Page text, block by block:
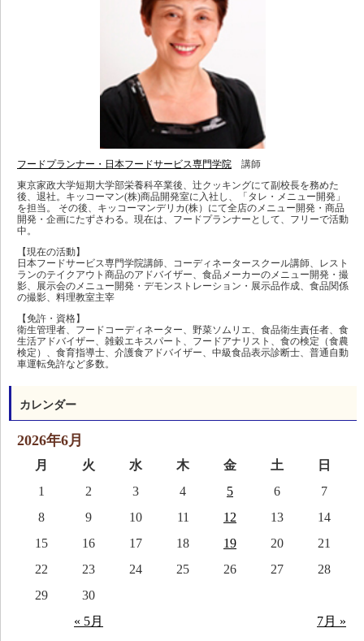
フードプランナー・日本フードサービス専門学院 講師
東京家政大学短期大学部栄養科卒業後、辻クッキングにて副校長を務めた
後、退社。キッコーマン(株)商品開発室に入社し、「タレ・メニュー開発」
を担当。 その後、キッコーマンデリカ(株）にて全店のメニュー開発・商品
開発・企画にたずさわる。現在は、フードプランナーとして、フリーで活動
中。
【現在の活動】
日本フードサービス専門学院講師、コーディネータースクール講師、レスト
ランのテイクアウト商品のアドバイザー、食品メーカーのメニュー開発・撮
影、展示会のメニュー開発・デモンストレーション・展示品作成、食品関係
の撮影、料理教室主宰
【免許・資格】
衛生管理者、フードコーディネーター、野菜ソムリエ、食品衛生責任者、食
生活アドバイザー、雑穀エキスパート、フードアナリスト、食の検定（食農
検定）、食育指導士、介護食アドバイザー、中級食品表示診断士、普通自動
車運転免許など多数。
カレンダー
2026年6月
月 火 水 木 金 土 日
« 5月 7月 »
1 2 3 4 5 6
7
8
9 10 11 12 13
14
15
16 17 18 19 20
21
22
23 24 25 26 27
28
29
30